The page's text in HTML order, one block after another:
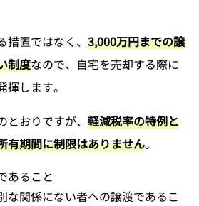
置ではなく、 3,000万円までの譲
制度なので、自宅を売却する際に
します。
おりですが、 軽減税率の特例と
有期間に制限はありません。
あること
な関係にない者への譲渡であるこ